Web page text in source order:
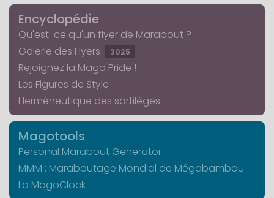
Encyclopédie
Qu'est-ce qu'un flyer de Marabout ?
Galerie des Flyers
3025
Rejoignez la Mago Pride !
Les Figures de Style
Herméneutique des sortilèges
Magotools
Personal Marabout Generator
MMM : Maraboutage Mondial de Mégabambou
La MagoClock